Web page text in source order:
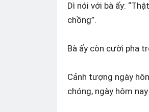
Dì nói với bà ấy:
chồng”.
Bà ấy còn cười pha
Cảnh tượng ngày
chóng, ngày hôm